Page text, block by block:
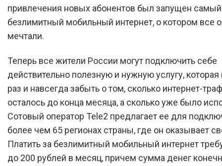
привлечения новых абонентов был запущен
безлимитный мобильный интернет, о котором все
мечтали.
Теперь все жители России могут подключить себе
действительно полезную и нужную услугу, которая
раз и навсегда забыть о том, сколько интернет-
осталось до конца месяца, а сколько уже было
Сотовый оператор Tele2 предлагает ее для
более чем 65 регионах страны, где он оказывает
Платить за безлимитный мобильный интернет
до 200 рублей в месяц, причем сумма денег